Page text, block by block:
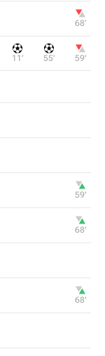
68‎’‎
11‎’‎ 55‎’‎ 59‎’‎
59‎’‎
68‎’‎
68‎’‎